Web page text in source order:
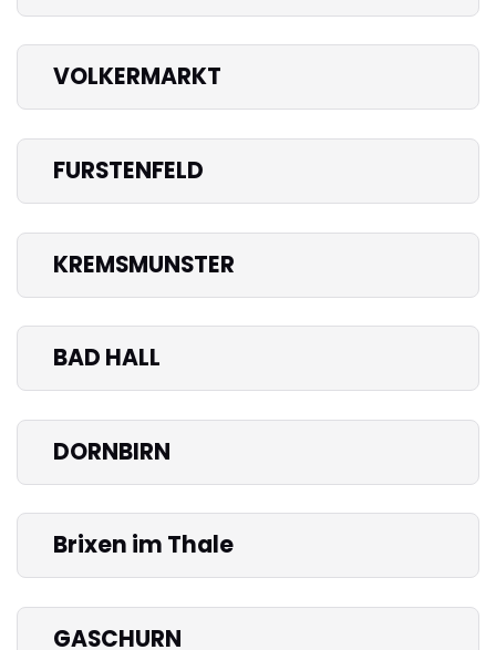
VOLKERMARKT
FURSTENFELD
KREMSMUNSTER
BAD HALL
DORNBIRN
Brixen im Thale
GASCHURN